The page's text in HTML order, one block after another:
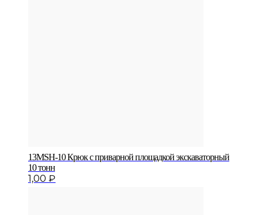
13MSH-10 Крюк с приварной площадкой экскаваторный
10 тонн
1,00 ₽